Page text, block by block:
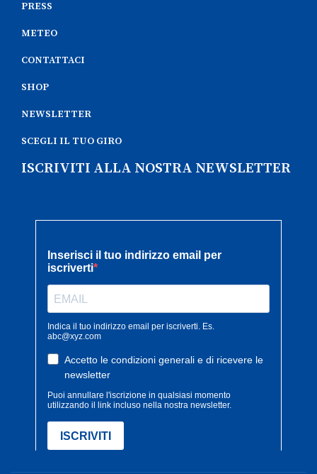
PRESS
METEO
CONTATTACI
SHOP
NEWSLETTER
SCEGLI IL TUO GIRO
ISCRIVITI ALLA NOSTRA NEWSLETTER